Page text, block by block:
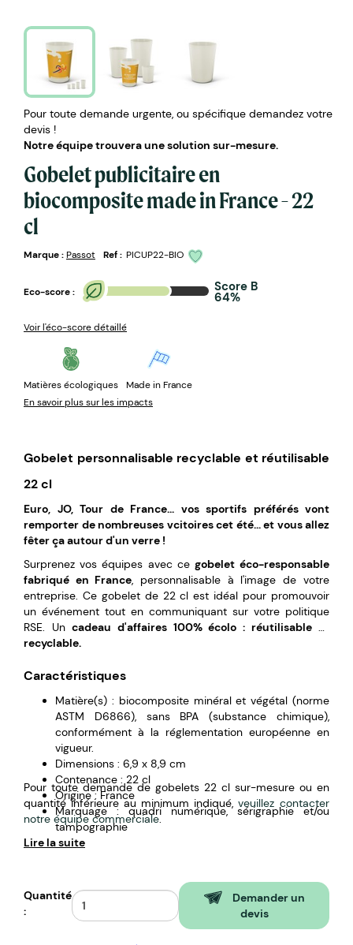
Pour toute demande urgente, ou spécifique demandez votre
devis !
Notre équipe trouvera une solution sur-mesure.
Gobelet publicitaire en
biocomposite made in France - 22
cl
Marque :Passot Ref : PICUP22-BIO
Eco-score : Score B
64%
Voir l'éco-score détaillé
Matières écologiques
Made in France
En savoir plus sur les impacts
Gobelet personnalisable recyclable et réutilisable
22 cl
Euro, JO, Tour de France... vos sportifs préférés vont
remporter de nombreuses vcitoires cet été... et vous allez
fêter ça autour d'un verre !
Surprenez vos équipes avec ce gobelet éco-responsable
fabriqué en France, personnalisable à l'image de votre
entreprise. Ce gobelet de 22 cl est idéal pour promouvoir
un événement tout en communiquant sur votre politique
RSE. Un cadeau d'affaires 100% écolo : réutilisable et
recyclable.
Caractéristiques
Matière(s) : biocomposite minéral et végétal (norme
ASTM D6866), sans BPA (substance chimique),
conformément à la réglementation européenne en
vigueur.
Dimensions : 6,9 x 8,9 cm
Contenance : 22 cl
Origine : France
Marquage : quadri numérique, sérigraphie et/ou
tampographie
Compatible lave-vaiselle et micro-onde.
Pour toute demande de gobelets 22 cl sur-mesure ou en
quantité inférieure au minimum indiqué, veuillez contacter
notre équipe commerciale.
Lire la suite
Quantité
:
Demander un
devis